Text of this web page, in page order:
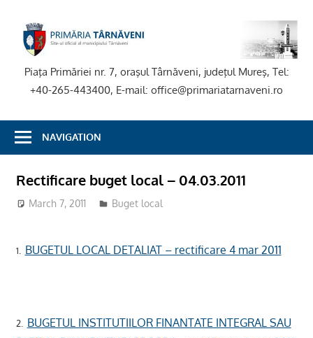
content
Piaţa Primăriei nr. 7, oraşul Târnăveni, judeţul Mureş, Tel:
+40-265-443400, E-mail: office@primariatarnaveni.ro
NAVIGATION
Rectificare buget local – 04.03.2011
March 7, 2011 Buget local
1. BUGETUL LOCAL DETALIAT – rectificare 4 mar 2011
2. BUGETUL INSTITUTIILOR FINANTATE INTEGRAL SAU